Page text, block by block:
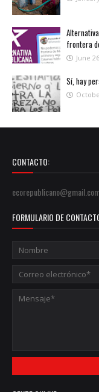
frontera
June
Sí, hay
CONTACTO:
FORMULARIO DE